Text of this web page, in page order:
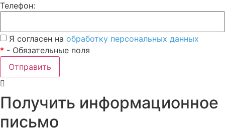
Телефон:
Я согласен на обработку персональных данных
* - Обязательные поля
Отправить
Получить информационное
письмо